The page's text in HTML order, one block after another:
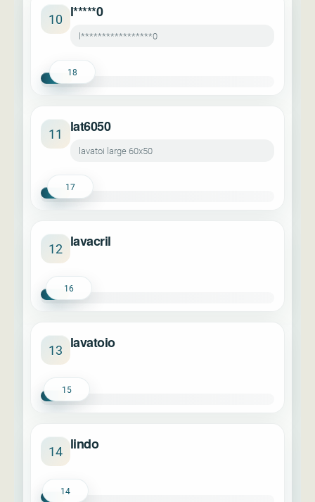
10 l*****0
l*****************0
18
11 lat6050
lavatoi large 60x50
17
12 lavacril
16
13 lavatoio
15
14 lindo
14